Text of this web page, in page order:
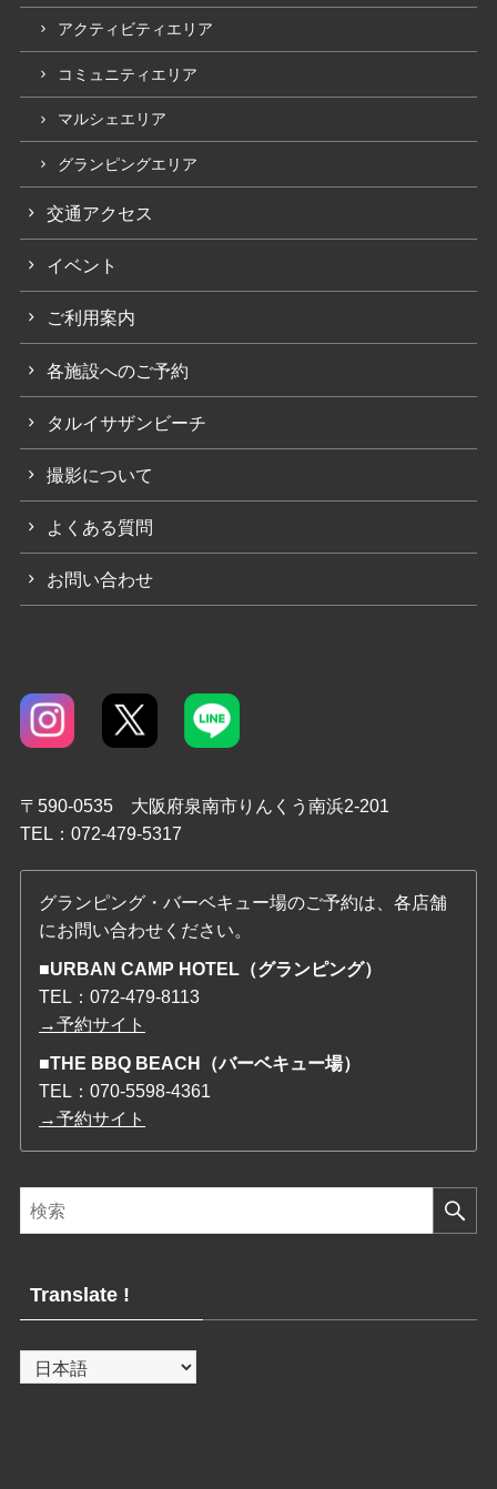
アクティビティエリア
コミュニティエリア
マルシェエリア
グランピングエリア
交通アクセス
イベント
ご利用案内
各施設へのご予約
タルイサザンビーチ
撮影について
よくある質問
お問い合わせ
〒590-0535 大阪府泉南市りんくう南浜2-201
TEL：072-479-5317
グランピング・バーベキュー場のご予約は、各店舗
にお問い合わせください。
■URBAN CAMP HOTEL（グランピング）
TEL：072-479-8113
→予約サイト
■THE BBQ BEACH（バーベキュー場）
TEL：070-5598-4361
→予約サイト
Translate !